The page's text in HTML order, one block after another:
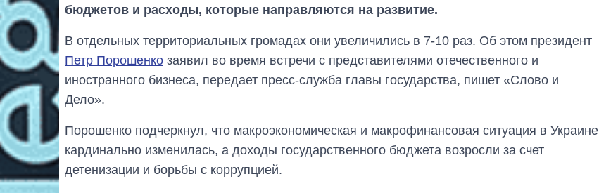
бюджетов и расходы, которые направляются на развитие.
В отдельных территориальных громадах они увеличились в 7-10 раз. Об этом президент
Петр Порошенко заявил во время встречи с представителями отечественного и
иностранного бизнеса, передает пресс-служба главы государства, пишет «Слово и
Дело».
Порошенко подчеркнул, что макроэкономическая и макрофинансовая ситуация в Украине
кардинально изменилась, а доходы государственного бюджета возросли за счет
детенизации и борьбы с коррупцией.